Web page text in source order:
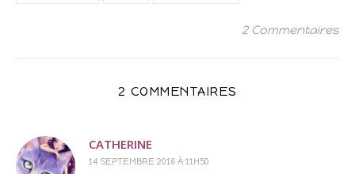
2 Commentaires
2 COMMENTAIRES
CATHERINE
14 SEPTEMBRE 2016 À 11H50